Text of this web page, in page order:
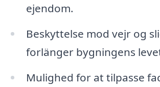
ejendom.
Beskyttelse mod vejr og
forlänger bygningens
Mulighed for at tilpasse